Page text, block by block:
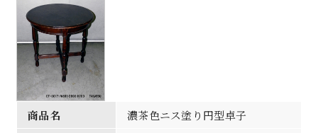
商品名
濃茶色ニス塗り円型卓子